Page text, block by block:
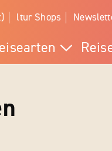
ltur Shops